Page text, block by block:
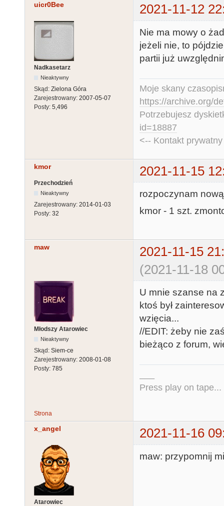
uicr0Bee 2021-11-12
Nadkasetarz
Nieaktywny
Skąd: Zielona Góra
Zarejestrowany: 2007-05-07
Posty: 5,496
Nie ma mowy o
jeżeli nie, to
partii już
Moje skany
https://archive.org/
Potrzebujesz
id=18887
<-- Kontakt
kmor 2021-11-15
Przechodzień
Nieaktywny
Zarejestrowany: 2014-01-03
Posty: 32
rozpoczynam
kmor - 1 szt.
maw
2021-11-15
(2021-11-18
Młodszy Atarowiec
Nieaktywny
Skąd: Siem-ce
Zarejestrowany: 2008-01-08
Posty: 785
U mnie szanse na
ktoś był
wzięcia...
//EDIT: żeby nie
bieżąco z forum,
Press play on tape...
Strona
x_angel 2021-11-16
Atarowiec
maw: przypomnij